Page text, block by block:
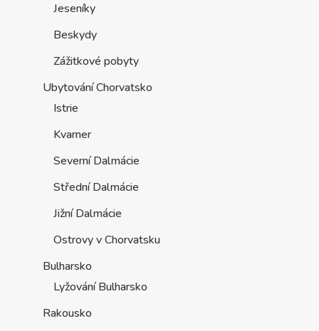
Jeseníky
Beskydy
Zážitkové pobyty
Ubytování Chorvatsko
Istrie
Kvarner
Severní Dalmácie
Střední Dalmácie
Jižní Dalmácie
Ostrovy v Chorvatsku
Bulharsko
Lyžování Bulharsko
Rakousko